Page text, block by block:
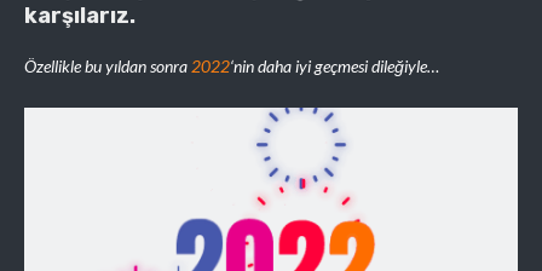
karşılarız.
Özellikle bu yıldan sonra 2022‘nin daha iyi geçmesi dileğiyle…